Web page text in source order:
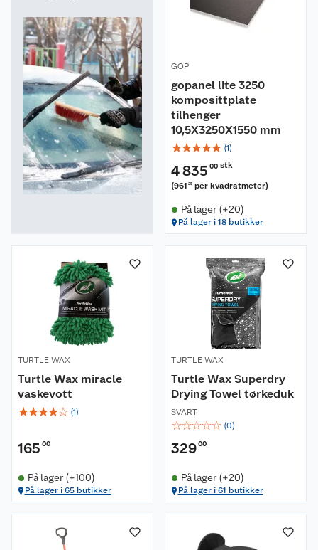
GOP
gopanel lite 3250
komposittplate
tilhenger
10,5X3250X1550 mm
☆☆☆☆☆ (1)
4 835 00 stk
(961 25 per kvadratmeter)
På lager (+20)
På lager i 18 butikker
TURTLE WAX
Turtle Wax miracle
vaskevott
☆☆☆☆☆ (1)
165 00
På lager (+100)
På lager i 65 butikker
TURTLE WAX
Turtle Wax Superdry
Drying Towel tørkeduk
SVART
☆☆☆☆☆ (0)
32900
På lager (+20)
På lager i 61 butikker